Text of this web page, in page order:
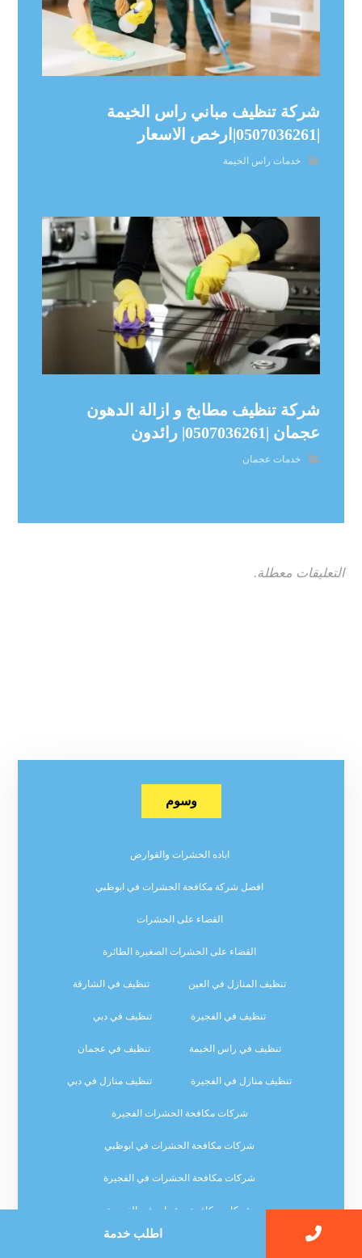
شركة تنظيف مباني راس الخيمة
|0507036261|ارخص الاسعار
خدمات راس الخيمة
شركة تنظيف مطابخ و ازالة الدهون
عجمان |0507036261| رائدون
خدمات عجمان
التعليقات معطلة.
وسوم
اباده الحشرات والقوارض
افضل شركة مكافحة الحشرات في ابوظبي
القضاء على الحشرات
القضاء على الحشرات الصغيرة الطائرة
تنظيف المنازل في العين تنظيف في الشارقة
تنظيف في الفجيرة تنظيف في دبي
تنظيف في راس الخيمة تنظيف في عجمان
تنظيف منازل في الفجيرة تنظيف منازل في دبي
شركات مكافحة الحشرات الفجيرة
شركات مكافحة الحشرات في ابوظبي
شركات مكافحة الحشرات في الفجيرة
شركات مكافحة حشرات في الفجيرة
شركة تنظيف السجاد في الشارقة
اطلب خدمة